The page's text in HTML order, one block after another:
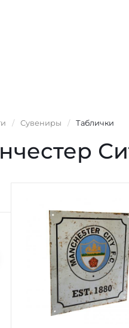
/ Сувениры / Таблички